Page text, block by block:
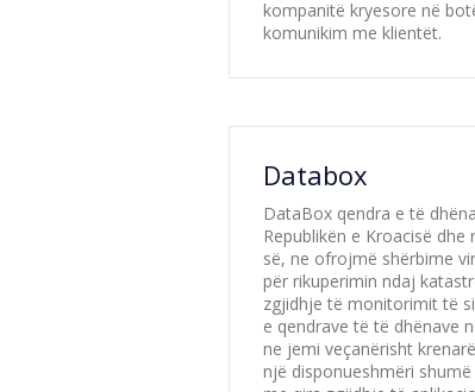
kompanitë kryesore në
komunikim me klientët.
Databox
DataBox qendra e të
Republikën e Kroacisë
së, ne ofrojmë shërbime
për rikuperimin ndaj
zgjidhje të monitorimit të
e qendrave të të dhënave
ne jemi veçanërisht
një disponueshmëri